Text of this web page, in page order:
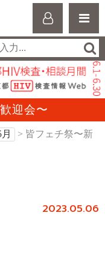
迎会〜
月
> 皆フェチ祭〜新
2023.05.06